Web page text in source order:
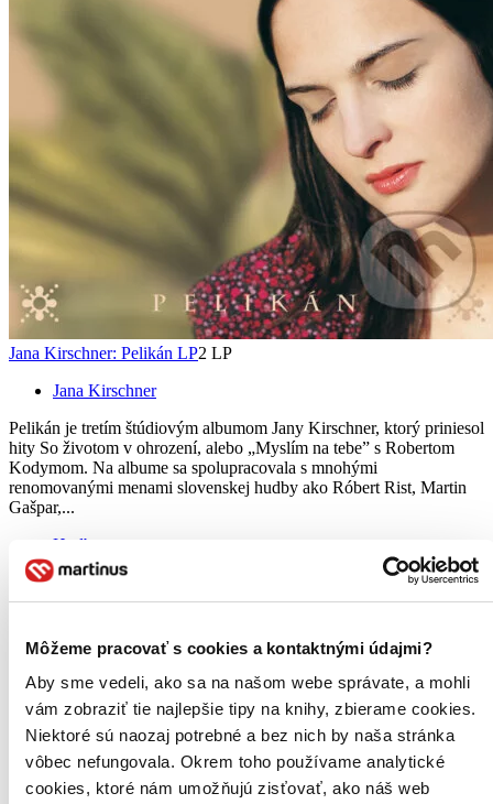
Môžeme pracovať s cookies a kontaktnými údajmi?
Aby sme vedeli, ako sa na našom webe správate, a mohli
vám zobraziť tie najlepšie tipy na knihy, zbierame cookies.
Niektoré sú naozaj potrebné a bez nich by naša stránka
vôbec nefungovala. Okrem toho používame analytické
cookies, ktoré nám umožňujú zisťovať, ako náš web
Jana Kirschner: Pelikán LP2 LP
Jana Kirschner
Pelikán je tretím štúdiovým albumom Jany Kirschner, ktorý priniesol
hity So životom v ohrození, alebo „Myslím na tebe” s Robertom
Kodymom. Na albume sa spolupracovala s mnohými
renomovanými menami slovenskej hudby ako Róbert Rist, Martin
Gašpar,...
Hudba
28,90 €
Tento produkt momentálne nemáme na sklade, ale zvyčajne
posnažíme sa aj trochu rýchlejšie!
Pridať do zoznamu
Vložiť do košíka